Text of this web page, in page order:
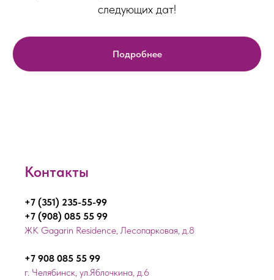
следующих дат!
Подробнее
Контакты
+7 (351) 235-55-99
+7 (908) 085 55 99
ЖК Gagarin Residence, Лесопарковая, д.8
+7 908 085 55 99
г. Челябинск, ул.Яблочкина, д.6